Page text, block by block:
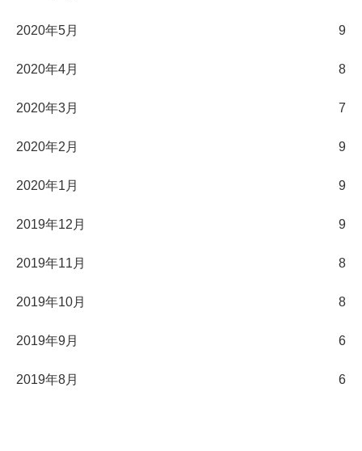
2020年5月 9
2020年4月 8
2020年3月 7
2020年2月 9
2020年1月 9
2019年12月 9
2019年11月 8
2019年10月 8
2019年9月 6
2019年8月 6